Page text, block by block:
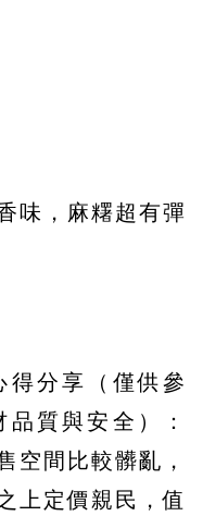
味，麻糬超有彈
分享（僅供參
質與安全）：
空間比較髒亂，
上定價親民，值